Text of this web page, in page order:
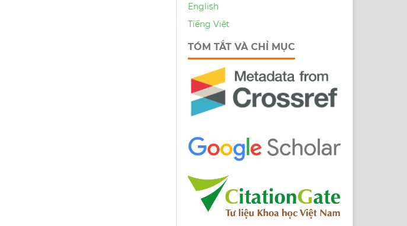
English
Tiếng Việt
TÓM TẮT VÀ CHỈ MỤC